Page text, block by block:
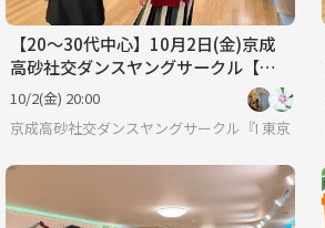
【20〜30代中心】10月2日(金)京成
高砂社交ダンスヤングサークル【初
心者🔰歓迎】
10/2(金) 20:00
京成高砂社交ダンスヤングサークル『HSDC』🔰
東京